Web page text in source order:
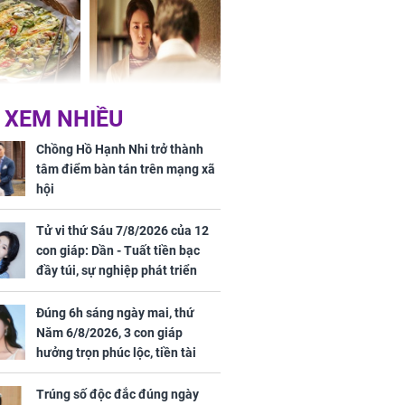
chất đầy kho
loại rau chỉ
ở chợ lại có
dụng tốt
Vừa ly hôn, vợ cũ sinh
đứa con giống mình
như đúc nhưng bí mật
phía sau gây sốc
của 12 con
- Tuất tiền
sự nghiệp
NHIỀU
Chồng Hồ Hạnh Nhi trở thành
tâm điểm bàn tán trên mạng xã
hội
Tử vi thứ Sáu 7/8/2026 của 12
con giáp: Dần - Tuất tiền bạc
đầy túi, sự nghiệp phát triển
hưng thịnh, Mão - Thân tài lộc
ảm đạm, mọi sự khó thành công
mỹ mãn
Đúng 6h sáng ngày mai, thứ
Năm 6/8/2026, 3 con giáp
hưởng trọn phúc lộc, tiền tài
tăng vọt, công danh sự nghiệp
thăng hạng không ngừng
Trúng số độc đắc đúng ngày